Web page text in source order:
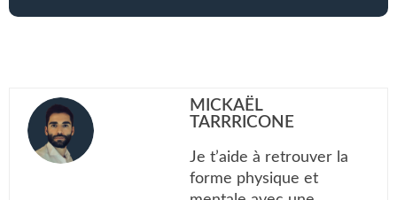
MICKAËL
TARRRICONE
Je t’aide à retrouver la
forme physique et